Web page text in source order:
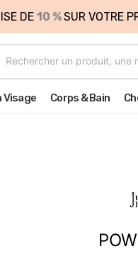
DE 10 %SUR VOTRE
Visage Corps & Bain